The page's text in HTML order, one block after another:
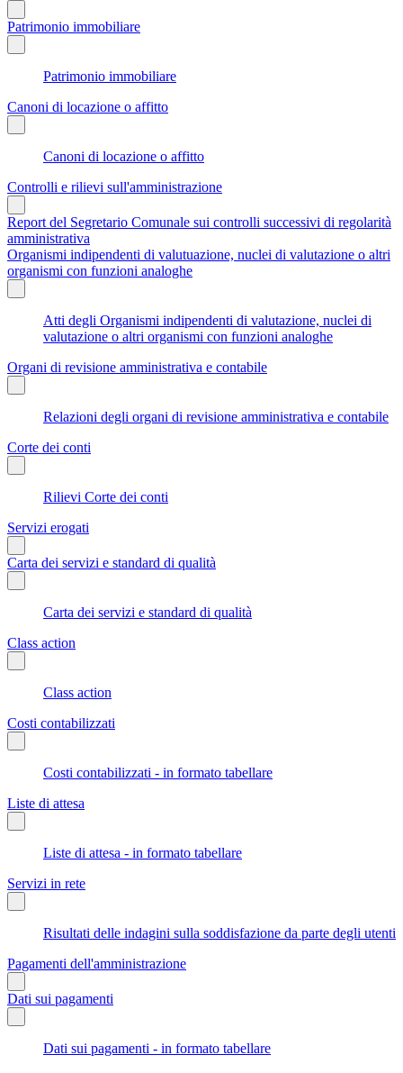
Patrimonio immobiliare
Patrimonio immobiliare
Canoni di locazione o affitto
Canoni di locazione o affitto
Controlli e rilievi sull'amministrazione
Report del Segretario Comunale sui controlli successivi di regolarità
amministrativa
Organismi indipendenti di valutuazione, nuclei di valutazione o altri
organismi con funzioni analoghe
Atti degli Organismi indipendenti di valutazione, nuclei di
valutazione o altri organismi con funzioni analoghe
Organi di revisione amministrativa e contabile
Relazioni degli organi di revisione amministrativa e contabile
Corte dei conti
Rilievi Corte dei conti
Servizi erogati
Carta dei servizi e standard di qualità
Carta dei servizi e standard di qualità
Class action
Class action
Costi contabilizzati
Costi contabilizzati - in formato tabellare
Liste di attesa
Liste di attesa - in formato tabellare
Servizi in rete
Risultati delle indagini sulla soddisfazione da parte degli utenti
Pagamenti dell'amministrazione
Dati sui pagamenti
Dati sui pagamenti - in formato tabellare